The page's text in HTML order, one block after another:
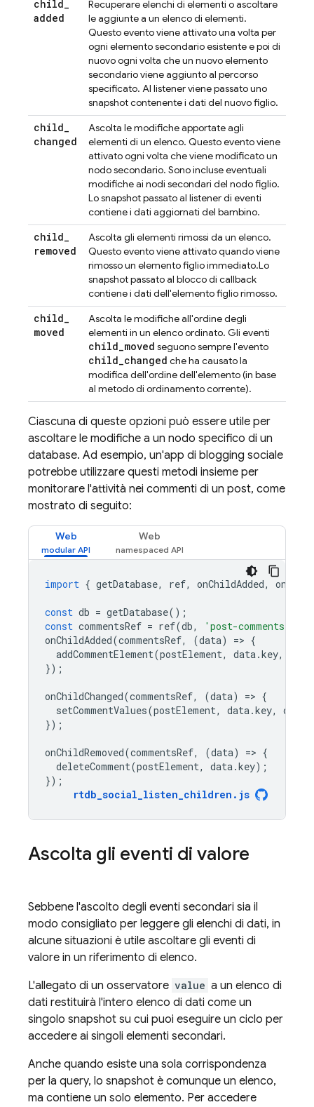
child_
added
Recuperare elenchi di elementi o ascoltare
le aggiunte a un elenco di elementi.
Questo evento viene attivato una volta per
ogni elemento secondario esistente e poi di
nuovo ogni volta che un nuovo elemento
secondario viene aggiunto al percorso
specificato. Al listener viene passato uno
snapshot contenente i dati del nuovo figlio.
child_
changed
Ascolta le modifiche apportate agli
elementi di un elenco. Questo evento viene
attivato ogni volta che viene modificato un
nodo secondario. Sono incluse eventuali
modifiche ai nodi secondari del nodo figlio.
Lo snapshot passato al listener di eventi
contiene i dati aggiornati del bambino.
child_
removed
Ascolta gli elementi rimossi da un elenco.
Questo evento viene attivato quando viene
rimosso un elemento figlio immediato.Lo
snapshot passato al blocco di callback
contiene i dati dell'elemento figlio rimosso.
child_
moved
Ascolta le modifiche all'ordine degli
elementi in un elenco ordinato. Gli eventi
child_moved seguono sempre l'evento
child_changed che ha causato la
modifica dell'ordine dell'elemento (in base
al metodo di ordinamento corrente).
Ciascuna di queste opzioni può essere utile per
ascoltare le modifiche a un nodo specifico di un
database. Ad esempio, un'app di blogging sociale
potrebbe utilizzare questi metodi insieme per
monitorare l'attività nei commenti di un post, come
mostrato di seguito:
Web Web
import { getDatabase, ref, onChildAdded,
const db = getDatabase();
const commentsRef = ref(db, 'post-comments/'
onChildAdded(commentsRef, (data) => {
addCommentElement(postElement, data.key,
});
onChildChanged(commentsRef, (data) => {
setCommentValues(postElement, data.key, data
});
onChildRemoved(commentsRef, (data) => {
deleteComment(postElement, data.key);
});
rtdb_social_listen_children . js
Ascolta gli eventi di valore
Sebbene l'ascolto degli eventi secondari sia il
modo consigliato per leggere gli elenchi di dati, in
alcune situazioni è utile ascoltare gli eventi di
valore in un riferimento di elenco.
L'allegato di un osservatore value a un elenco di
dati restituirà l'intero elenco di dati come un
singolo snapshot su cui puoi eseguire un ciclo per
accedere ai singoli elementi secondari.
Anche quando esiste una sola corrispondenza
per la query, lo snapshot è comunque un elenco,
ma contiene un solo elemento. Per accedere